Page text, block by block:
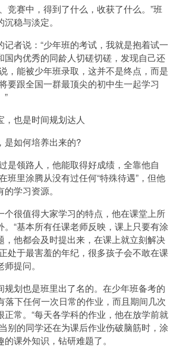
赛中，得到了什么，收获了什么。”班
稳与淡定。
者说：“少年班的考试，我就是抱着试一
国内优秀的同龄人切磋切磋，发现自己还
，能被少年班录取，这并不是终点，而是
要跟全国一群最顶尖的初中生一起学习
”
也是时间规划达人
如何培养出来的?
领路人，他能取得好成绩，全靠他自
班里涂腾从没有过任何“特殊待遇”，但他
学习资源。
很值得大家学习的特点，他在课堂上所
“基本所有任课老师反映，课上只要有涂
，他都会及时提出来，在课上就立刻解决
处于最害羞的年纪，很多孩子会不敢在课
提问。
划也是班里出了名的。在少年班备考的
落下任何一次日常的作业，而且期间几次
常。“每天各学科的作业，他在放学前就
别的同学还在为课后作业伤破脑筋时，涂
课外知识，钻研难题了。